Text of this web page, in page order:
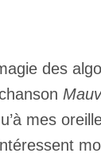
des
mes